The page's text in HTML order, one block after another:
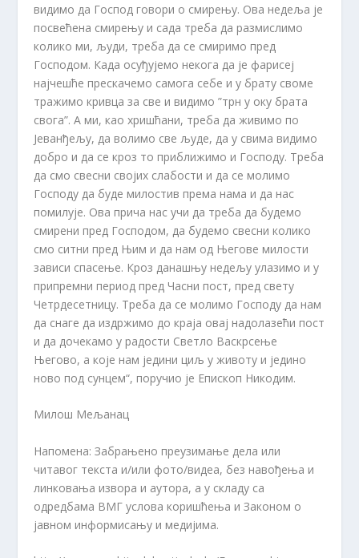
видимо да Господ говори о смирењу. Ова недеља је
посвећена смирењу и сада треба да размислимо
колико ми, људи, треба да се смиримо пред
Господом. Када осуђујемо некога да је фарисеј
најчешће прескачемо самога себе и у брату своме
тражимо кривца за све и видимо ”трн у оку брата
свога”. А ми, као хришћани, треба да живимо по
Јеванђељу, да волимо све људе, да у свима видимо
добро и да се кроз то приближимо и Господу. Треба
да смо свесни својих слабости и да се молимо
Господу да буде милостив према нама и да нас
помилује. Ова прича нас учи да треба да будемо
смирени пред Господом, да будемо свесни колико
смо ситни пред Њим и да нам од Његове милости
зависи спасење. Кроз данашњу недељу улазимо и у
припремни период пред Часни пост, пред свету
Четрдесетницу. Треба да се молимо Господу да нам
да снаге да издржимо до краја овај надолазећи пост
и да дочекамо у радости Светло Васкрсење
Његово, а које нам једини циљ у животу и једино
ново под сунцем“, поручио је Епископ Никодим.
Милош Мељанац
Напомена: Забрањено преузимање дела или
читавог текста и/или фото/видеа, без навођења и
линковања извора и аутора, а у складу са
одредбама ВМГ услова коришћења и Законом о
јавном информисању и медијима.